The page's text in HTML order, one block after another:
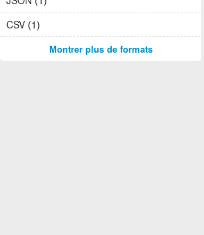
CSV (1)
Montrer plus de formats